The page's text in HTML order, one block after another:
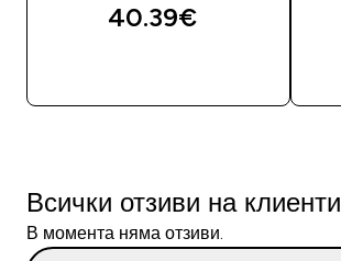
40.39€‎
Всички отзиви на клиенти
В момента няма отзиви.